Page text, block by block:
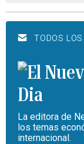
TODOS
La editora de
los temas
internacional.